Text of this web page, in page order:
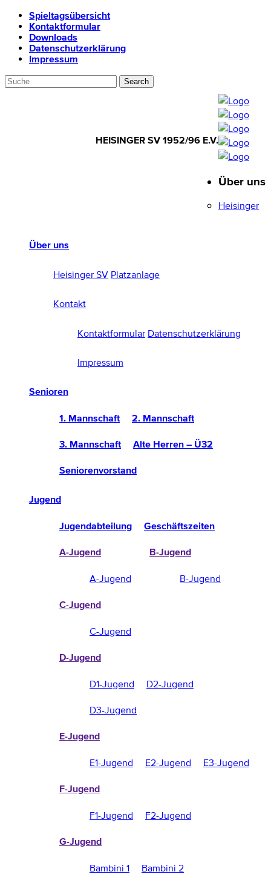
Spieltagsübersicht
Kontaktformular
Downloads
Datenschutzerklärung
Impressum
HEISINGER SV 1952/96 E.V.
1952/96 E.V.
Über uns
Heisinger SV Platzanlage
Kontakt
Kontaktformular Datenschutzerklärung
Impressum
Senioren
1. Mannschaft 2. Mannschaft
3. Mannschaft Alte Herren – Ü32
Seniorenvorstand
Jugend
Jugendabteilung Geschäftszeiten
A-Jugend
A-Jugend
B-Jugend
B-Jugend
C-Jugend
C-Jugend
D-Jugend
D1-Jugend
D2-Jugend
D3-Jugend
E-Jugend
E1-Jugend E2-Jugend E3-Jugend
F-Jugend
F1-Jugend F2-Jugend
G-Jugend
Bambini 1 Bambini 2
Über uns
Heisinger